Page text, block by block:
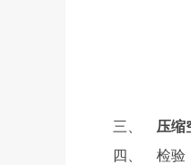
三、 压缩
四、 检验